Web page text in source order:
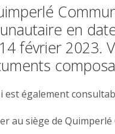
en
février 2023.
est également
au siège de